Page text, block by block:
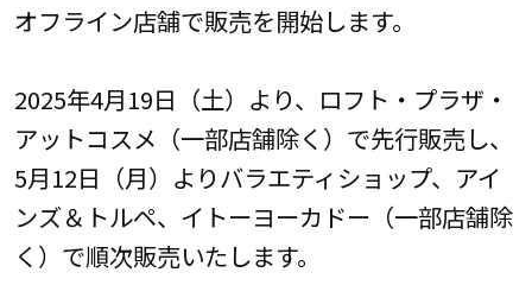
オフライン店舗で販売を開始します。
2025年4月19日（土）より、ロフト・プラザ・
アットコスメ（一部店舗除く）で先行販売し、
5月12日（月）よりバラエティショップ、アイ
ンズ＆トルペ、イトーヨーカドー（一部店舗除
く）で順次販売いたします。